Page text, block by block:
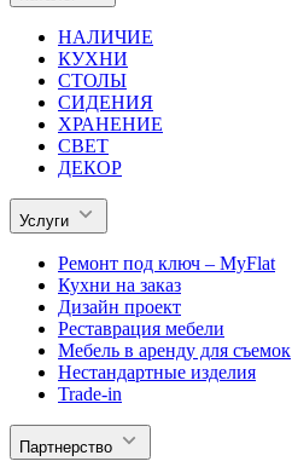
НАЛИЧИЕ
КУХНИ
СТОЛЫ
СИДЕНИЯ
ХРАНЕНИЕ
СВЕТ
ДЕКОР
Услуги
Ремонт под ключ – MyFlat
Кухни на заказ
Дизайн проект
Реставрация мебели
Мебель в аренду для съемок
Нестандартные изделия
Trade-in
Партнерство